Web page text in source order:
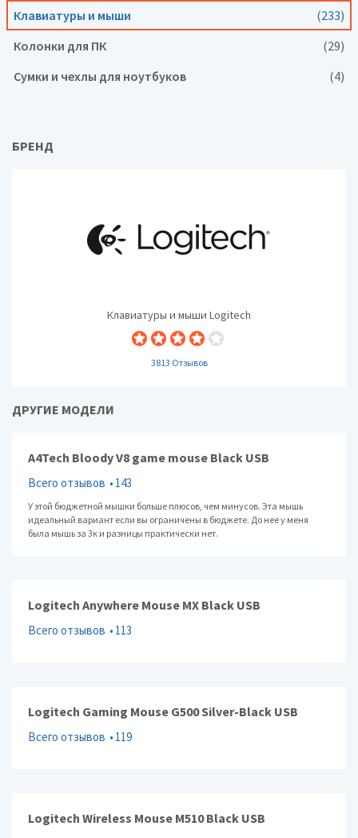
Клавиатуры и мыши
(233)
Колонки для ПК
(29)
Сумки и чехлы для ноутбуков
(4)
БРЕНД
Клавиатуры и мыши Logitech
3813 Отзывов
ДРУГИЕ МОДЕЛИ
A4Tech Bloody V8 game mouse Black USB
Всего отзывов 143
У этой бюджетной мышки больше плюсов, чем минусов. Эта мышь
идеальный вариант если вы ограничены в бюджете. До нее у меня
была мышь за 3к и разницы практически нет.
Logitech Anywhere Mouse MX Black USB
Всего отзывов 113
Logitech Gaming Mouse G500 Silver-Black USB
Всего отзывов 119
Logitech Wireless Mouse M510 Black USB